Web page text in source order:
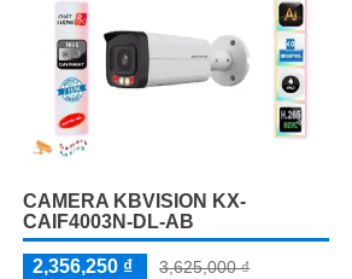
CAMERA KBVISION KX-
CAIF4003N-DL-AB
2,356,250 ₫
3,625,000 ₫